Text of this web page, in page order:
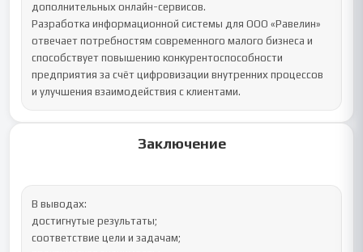
дополнительных онлайн-сервисов.
Разработка информационной системы для ООО «Равелин»
отвечает потребностям современного малого бизнеса и
способствует повышению конкурентоспособности
предприятия за счёт цифровизации внутренних процессов
и улучшения взаимодействия с клиентами.
Заключение
В выводах:
достигнутые результаты;
соответствие цели и задачам;